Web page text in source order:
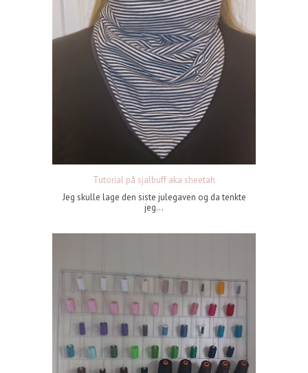
Tutorial på sjalbuff aka sheetah
Jeg skulle lage den siste julegaven og da tenkte
jeg...